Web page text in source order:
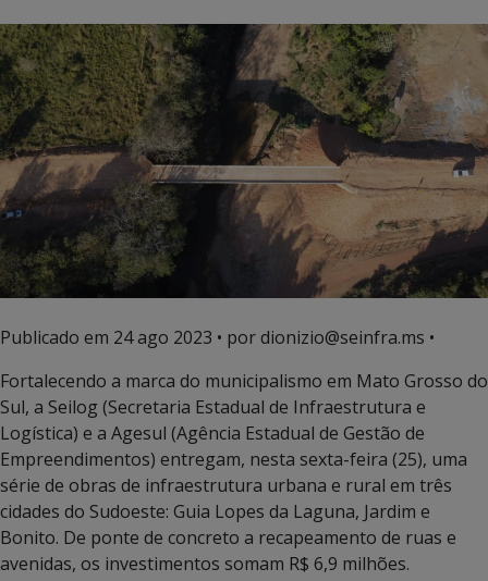
Publicado em 24 ago 2023 • por dionizio@seinfra.ms •
Fortalecendo a marca do municipalismo em Mato Grosso do
Sul, a Seilog (Secretaria Estadual de Infraestrutura e
Logística) e a Agesul (Agência Estadual de Gestão de
Empreendimentos) entregam, nesta sexta-feira (25), uma
série de obras de infraestrutura urbana e rural em três
cidades do Sudoeste: Guia Lopes da Laguna, Jardim e
Bonito. De ponte de concreto a recapeamento de ruas e
avenidas, os investimentos somam R$ 6,9 milhões.